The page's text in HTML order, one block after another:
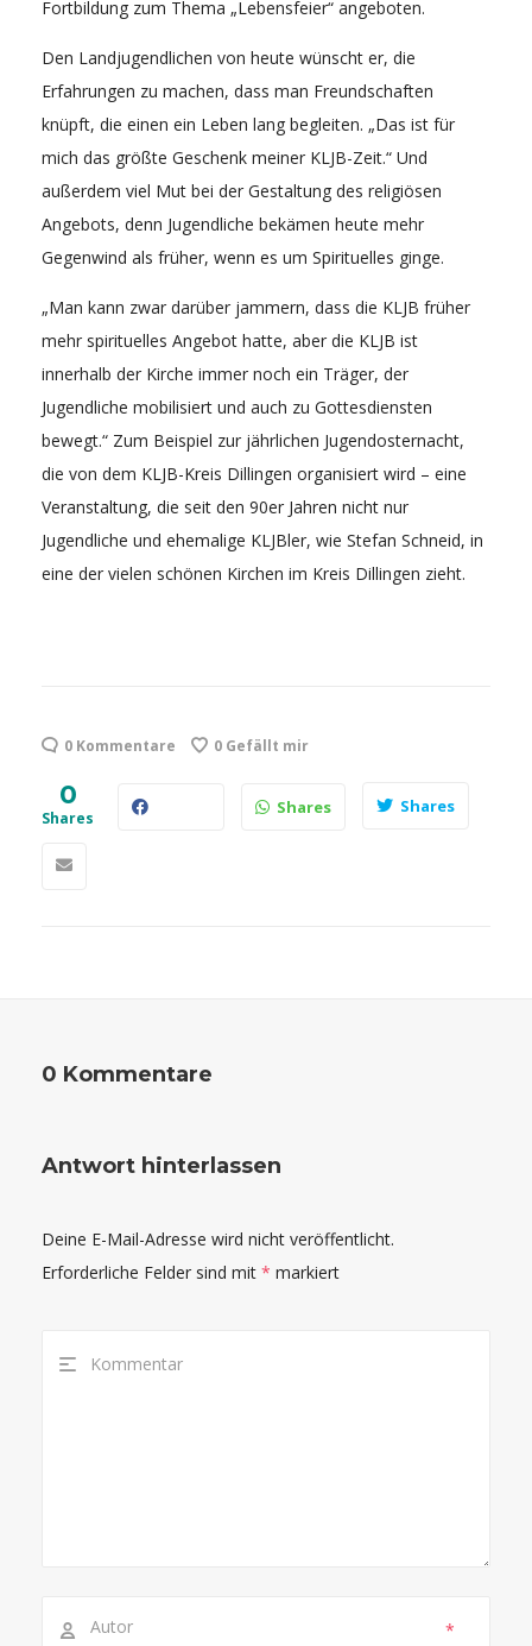
Fortbildung zum Thema „Lebensfeier“ angeboten.
Den Landjugendlichen von heute wünscht er, die
Erfahrungen zu machen, dass man Freundschaften
knüpft, die einen ein Leben lang begleiten. „Das ist für
mich das größte Geschenk meiner KLJB-Zeit.“ Und
außerdem viel Mut bei der Gestaltung des religiösen
Angebots, denn Jugendliche bekämen heute mehr
Gegenwind als früher, wenn es um Spirituelles ginge.
„Man kann zwar darüber jammern, dass die KLJB früher
mehr spirituelles Angebot hatte, aber die KLJB ist
innerhalb der Kirche immer noch ein Träger, der
Jugendliche mobilisiert und auch zu Gottesdiensten
bewegt.“ Zum Beispiel zur jährlichen Jugendosternacht,
die von dem KLJB-Kreis Dillingen organisiert wird – eine
Veranstaltung, die seit den 90er Jahren nicht nur
Jugendliche und ehemalige KLJBler, wie Stefan Schneid, in
eine der vielen schönen Kirchen im Kreis Dillingen zieht.
0 Kommentare 0 Gefällt mir
0
Shares
Shares Shares
0 Kommentare
Antwort hinterlassen
Deine E-Mail-Adresse wird nicht veröffentlicht.
Erforderliche Felder sind mit * markiert
*